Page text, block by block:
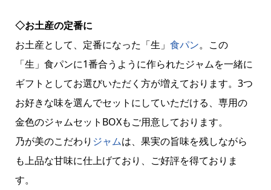
◇お土産の定番に
お土産として、定番になった「生」 食パン。この
「生」食パンに1番合うように作られたジャムを一緒に
ギフトとしてお選びいただく方が増えております。3つ
お好きな味を選んでセットにしていただける、専用の
金色のジャムセットBOXもご用意しております。
乃が美のこだわり ジャムは、果実の旨味を残しながら
も上品な甘味に仕上げており、ご好評を得ておりま
す。